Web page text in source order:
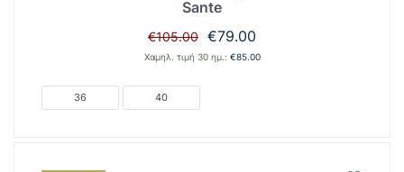
Sante
€105.00 Original
price
€79.00
τρέχουσα
Χαμηλ. τιμή 30 ημ.: €85.00
36 40